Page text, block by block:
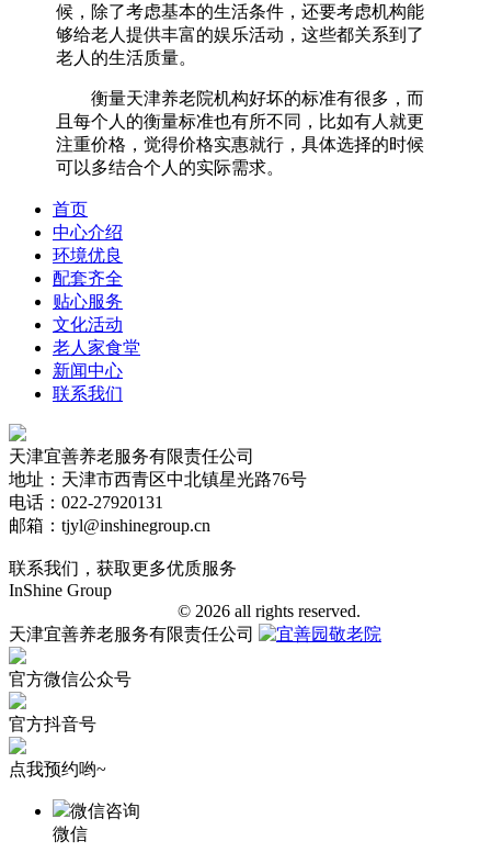
候，除了考虑基本的生活条件，还要考虑机构能
够给老人提供丰富的娱乐活动，这些都关系到了
老人的生活质量。
衡量天津养老院机构好坏的标准有很多，而
且每个人的衡量标准也有所不同，比如有人就更
注重价格，觉得价格实惠就行，具体选择的时候
可以多结合个人的实际需求。
首页
中心介绍
环境优良
配套齐全
贴心服务
文化活动
老人家食堂
新闻中心
联系我们
天津宜善养老服务有限责任公司
地址：天津市西青区中北镇星光路76号
电话：022-27920131
邮箱：tjyl@inshinegroup.cn
联系我们，获取更多优质服务
InShine Group
© 2026 all rights reserved.
天津宜善养老服务有限责任公司
官方微信公众号
官方抖音号
点我预约哟~
微信咨询
微信